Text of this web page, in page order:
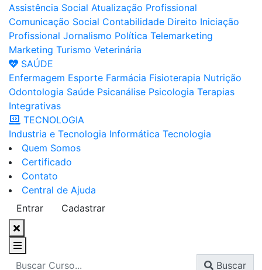
Assistência Social Atualização Profissional
Comunicação Social Contabilidade Direito Iniciação
Profissional Jornalismo Política Telemarketing
Marketing Turismo Veterinária
SAÚDE
Enfermagem Esporte Farmácia Fisioterapia Nutrição
Odontologia Saúde Psicanálise Psicologia Terapias
Integrativas
TECNOLOGIA
Industria e Tecnologia Informática Tecnologia
Quem Somos
Certificado
Contato
Central de Ajuda
Entrar
Cadastrar
Buscar